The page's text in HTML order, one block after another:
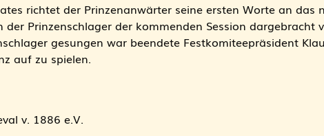
richtet der Prinzenanwärter seine ersten Worte an das
Prinzenschlager der kommenden Session dargebracht
gesungen war beendete Festkomiteepräsident
auf zu spielen.
v. 1886 e.V.